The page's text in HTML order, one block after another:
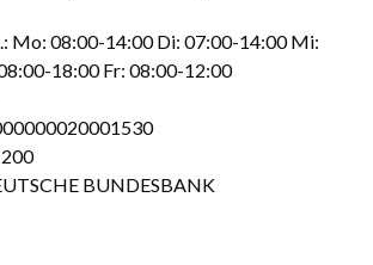
Mo: 08:00-14:00 Di: 07:00-14:00 Mi:
18:00 Fr: 08:00-12:00
BUNDESBANK